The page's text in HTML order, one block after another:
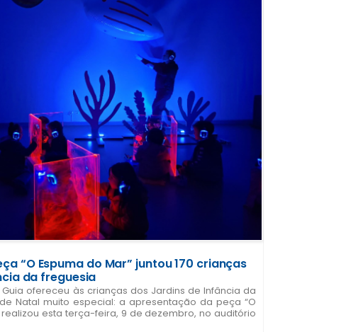
“O Espuma do Mar” juntou 170 crianças
da freguesia
ofereceu às crianças dos Jardins de Infância da
Natal muito especial: a apresentação da peça “O
realizou esta terça-feira, 9 de dezembro, no auditório